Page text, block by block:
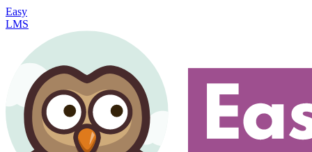
Easy
LMS